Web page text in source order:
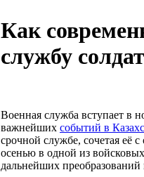
Как
службу
Военная служба вступает в
важнейших событий в
срочной службе, сочетая её
осенью в одной из
дальнейших преобразований